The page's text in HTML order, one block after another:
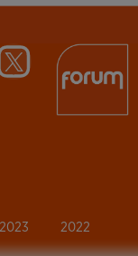
2023 2022